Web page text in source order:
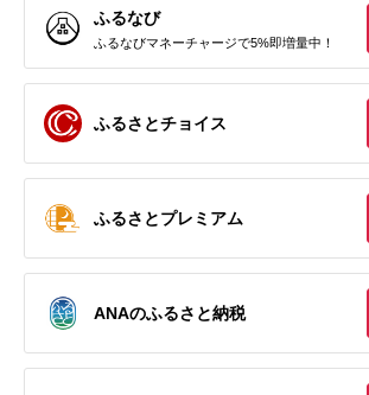
ふるなび
ふるなびマネーチャージで5%即増量中！
ふるさとチョイス
ふるさとプレミアム
ANAのふるさと納税